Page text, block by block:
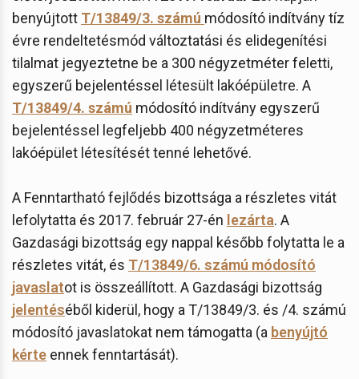
benyújtott T/13849/3. számú módosító indítvány tíz
évre rendeltetésmód változtatási és elidegenítési
tilalmat jegyeztetne be a 300 négyzetméter feletti,
egyszerű bejelentéssel létesült lakóépületre. A
T/13849/4. számú módosító indítvány egyszerű
bejelentéssel legfeljebb 400 négyzetméteres
lakóépület létesítését tenné lehetővé.
A Fenntartható fejlődés bizottsága a részletes vitát
lefolytatta és 2017. február 27-én lezárta. A
Gazdasági bizottság egy nappal később folytatta le a
részletes vitát, és T/13849/6. számú módosító
javaslatot is összeállított. A Gazdasági bizottság
jelentéséből kiderül, hogy a T/13849/3. és /4. számú
módosító javaslatokat nem támogatta (a benyújtó
kérte ennek fenntartását).